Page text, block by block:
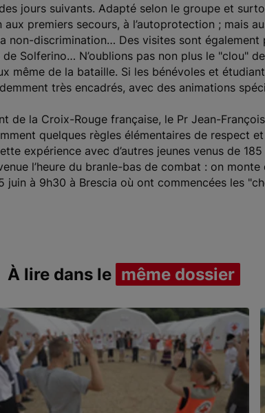
jours suivants. Adapté selon le groupe et
premiers secours, à l’autoprotection ; mais
non-discrimination… Des visites sont également
Solferino… N’oublions pas non plus le "clou"
même de la bataille. Si les bénévoles et
très encadrés, avec des animations
de la Croix-Rouge française, le Pr Jean-
quelques règles élémentaires de respect
expérience avec d’autres jeunes venus de 185
l’heure du branle-bas de combat : on
juin à 9h30 à Brescia où ont commencées les
À lire dans le même dossier